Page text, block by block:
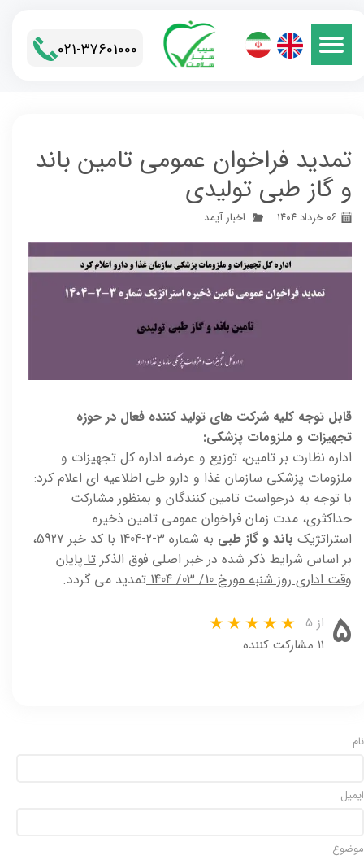
021-37601000​​​​​​​
تمدید فراخوان عمومی تامین باند
و گاز طبی تولیدی
۰۶ خرداد ۱۴۰۴ اخبار آیمد
قابل توجه کلیه شرکت های تولید کننده فعال در حوزه
تجهیزات و ملزومات پزشکی:
اداره نظارت بر تامین، توزیع و عرضه اداره کل تجهیزات و
ملزومات پزشکی سازمان غذا و دارو طی اطلاعیه ای اعلام کرد:
با توجه به درخواست تامین کنندگان و بمنظور مشارکت
حداکثری، مدت زمان فراخوان عمومی تامین ذخیره
استراتژیک باند و گاز طبی
به شماره 3-2-1404 با کد خبر 5927،
بر اساس شرایط ذکر شده در خبر اصلی فوق الذکر تا پایان
وقت اداری روز شنبه مورخ 10/ 03/ 1404
تمدید می گردد.
۵ از ۵
۱۱ مشارکت کننده
نام
ایمیل
موضوع